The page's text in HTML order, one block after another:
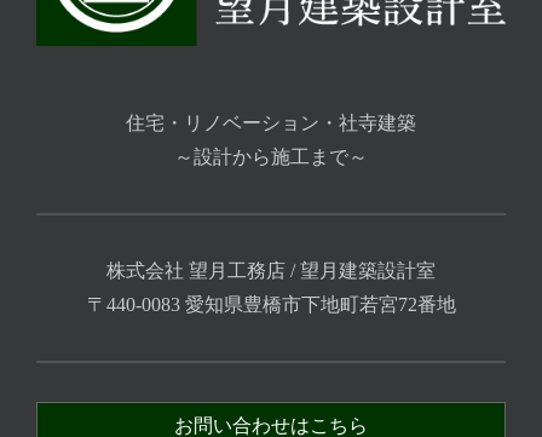
住宅・リノベーション・社寺建築
～設計から施工まで～
株式会社 望月工務店 / 望月建築設計室
〒440-0083 愛知県豊橋市下地町若宮72番地
お問い合わせはこちら